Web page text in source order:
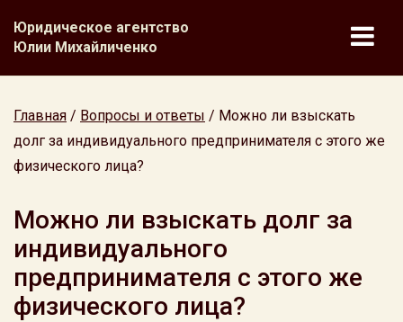
Юридическое агентство
Юлии Михайличенко
Главная / Вопросы и ответы / Можно ли взыскать
долг за индивидуального предпринимателя с этого же
физического лица?
Можно ли взыскать долг за
индивидуального
предпринимателя с этого же
физического лица?